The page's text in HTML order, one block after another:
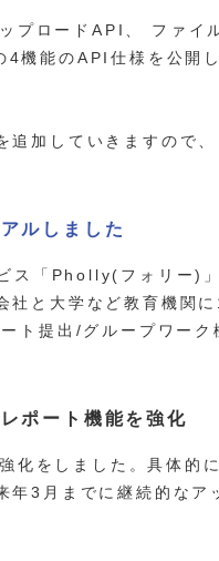
プロードAPI、 ファイ
機能のAPI仕様を公開
加していきますので、
ルしました
ス「Pholly(フォリー)
社と大学など教育機関
ト提出/グループワーク
ポート機能を強化
をしました。具体的に
年3月までに継続的なア